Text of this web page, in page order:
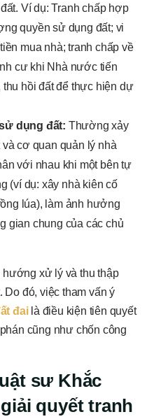
Ví dụ: Tranh chấp hợp
quyền sử dụng đất; vi
mua nhà; tranh chấp về
cư khi Nhà nước tiến
thu hồi đất để thực hiện dự
dụng đất: Thường xảy
cơ quan quản lý nhà
với nhau khi một bên tự
(ví dụ: xây nhà kiên cố
lúa), làm ảnh hưởng
gian chung của các chủ
xử lý và thu thập
đó, việc tham vấn ý
đailà điều kiện tiên quyết
cũng như chốn công
sư Khắc
quyết tranh